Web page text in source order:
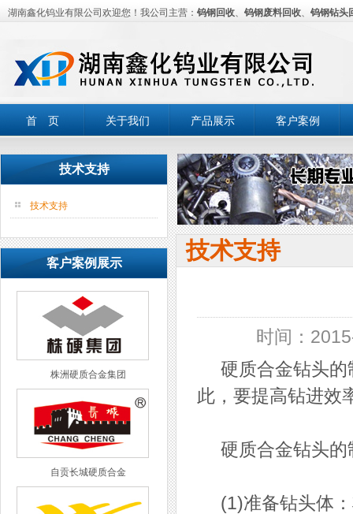
湖南鑫化钨业有限公司欢迎您！我公司主营： 钨钢回收、 钨钢废料回收、 钨钢钻头
首 页 关于我们 产品展示 客户案例
技术支持
技术支持
客户案例展示
株洲硬质合金集团
自贡长城硬质合金
技术支持
时间：
硬质合金钻头的
此，要提高钻进效
硬质合金钻头的
(1)准备钻头体：